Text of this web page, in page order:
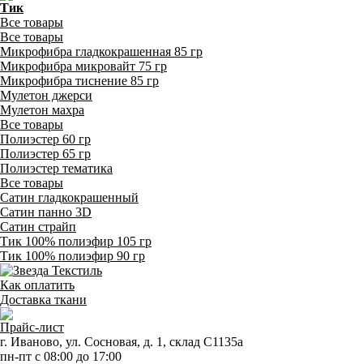
Тик
Все товары
Все товары
Микрофибра гладкокрашенная 85 гр
Микрофибра микровайт 75 гр
Микрофибра тиснение 85 гр
Мулетон джерси
Мулетон махра
Все товары
Полиэстер 60 гр
Полиэстер 65 гр
Полиэстер тематика
Все товары
Сатин гладкокрашенный
Сатин панно 3D
Сатин страйп
Тик 100% полиэфир 105 гр
Тик 100% полиэфир 90 гр
Как оплатить
Доставка ткани
Прайс-лист
г. Иваново, ул. Сосновая, д. 1, склад С1135а
пн-пт с 08:00 до 17:00